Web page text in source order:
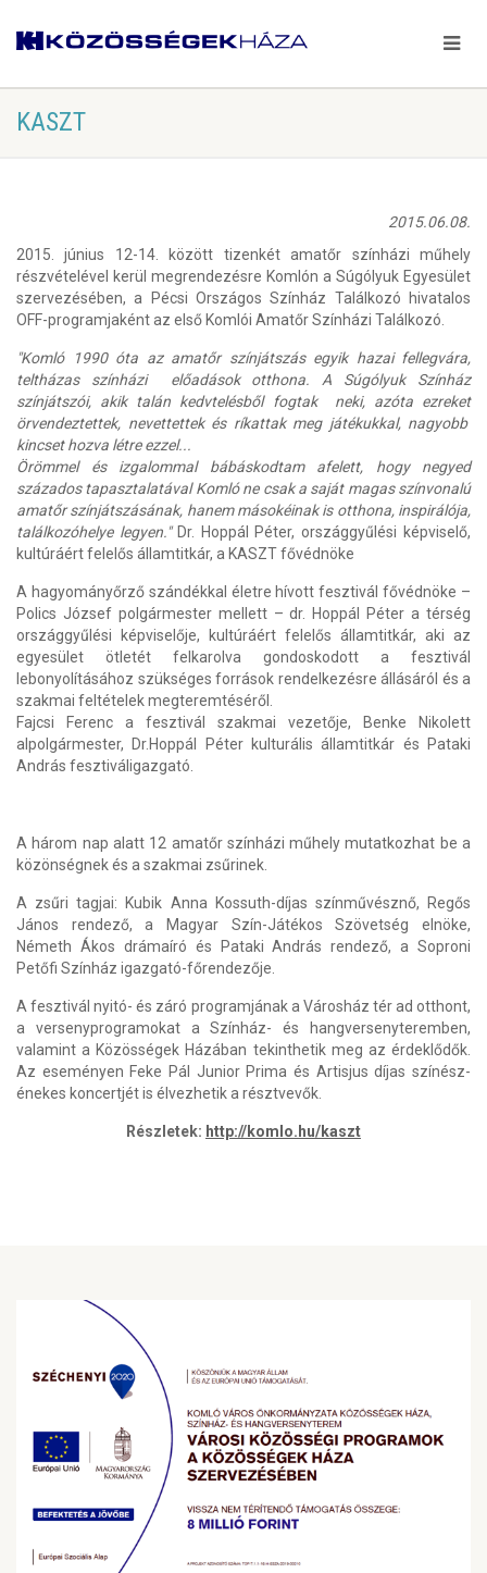
KASZT
2015.06.08.
2015. június 12-14. között tizenkét amatőr színházi műhely
részvételével kerül megrendezésre Komlón a Súgólyuk Egyesület
szervezésében, a Pécsi Országos Színház Találkozó hivatalos
OFF-programjaként az első Komlói Amatőr Színházi Találkozó.
"Komló 1990 óta az amatőr színjátszás egyik hazai fellegvára,
teltházas színházi előadások otthona. A Súgólyuk Színház
színjátszói, akik talán kedvtelésből fogtak neki, azóta ezreket
örvendeztettek, nevettettek és ríkattak meg játékukkal, nagyobb
kincset hozva létre ezzel...
Örömmel és izgalommal bábáskodtam afelett, hogy negyed
százados tapasztalatával Komló ne csak a saját magas színvonalú
amatőr színjátszásának, hanem másokéinak is otthona, inspirálója,
találkozóhelye legyen." Dr. Hoppál Péter, országgyűlési képviselő,
kultúráért felelős államtitkár, a KASZT fővédnöke
A hagyományőrző szándékkal életre hívott fesztivál fővédnöke –
Polics József polgármester mellett – dr. Hoppál Péter a térség
országgyűlési képviselője, kultúráért felelős államtitkár, aki az
egyesület ötletét felkarolva gondoskodott a fesztivál
lebonyolításához szükséges források rendelkezésre állásáról és a
szakmai feltételek megteremtéséről.
Fajcsi Ferenc a fesztivál szakmai vezetője, Benke Nikolett
alpolgármester, Dr.Hoppál Péter kulturális államtitkár és Pataki
András fesztiváligazgató.
A három nap alatt 12 amatőr színházi műhely mutatkozhat be a
közönségnek és a szakmai zsűrinek.
A zsűri tagjai: Kubik Anna Kossuth-díjas színművésznő, Regős
János rendező, a Magyar Szín-Játékos Szövetség elnöke,
Németh Ákos drámaíró és Pataki András rendező, a Soproni
Petőfi Színház igazgató-főrendezője.
A fesztivál nyitó- és záró programjának a Városház tér ad otthont,
a versenyprogramokat a Színház- és hangversenyteremben,
valamint a Közösségek Házában tekinthetik meg az érdeklődők.
Az eseményen Feke Pál Junior Prima és Artisjus díjas színész-
énekes koncertjét is élvezhetik a résztvevők.
Részletek: http://komlo.hu/kaszt